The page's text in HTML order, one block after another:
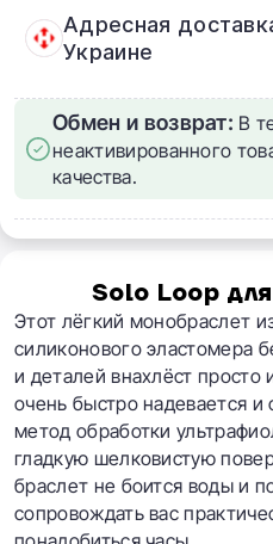
Адресная
Украине
Обмен и возврат: В
неактивированного
качества.
Solo Loop
Этот лёгкий монобраслет
силиконового эластомера
и деталей внахлёст просто
очень быстро надевается
метод обработки
гладкую шелковистую
браслет не боится воды и
сопровождать вас